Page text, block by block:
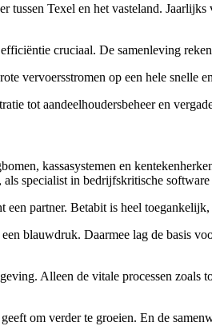
Texel en het vasteland.
cruciaal. De samenleving
vervoersstromen op een hele snelle
tot aandeelhoudersbeheer en
kassasystemen en
specialist in bedrijfskritische
partner. Betabit is heel
blauwdruk. Daarmee lag de basis
Alleen de vitale processen zoals
om verder te groeien. En de